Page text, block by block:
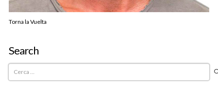
Torna la Vuelta
Search
Cerca: